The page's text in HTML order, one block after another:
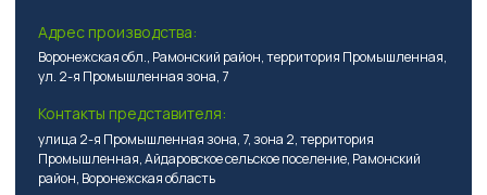
Адрес производства:
Воронежская обл., Рамонский район, территория Промышленная,
ул. 2-я Промышленная зона, 7
Контакты представителя:
улица 2-я Промышленная зона, 7, зона 2, территория
Промышленная, Айдаровское сельское поселение, Рамонский
район, Воронежская область